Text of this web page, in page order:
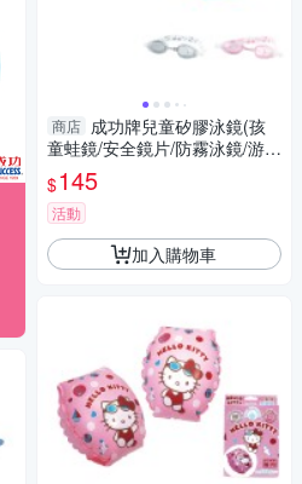
商店 成功牌兒童矽膠泳鏡(孩
童蛙鏡/安全鏡片/防霧泳鏡/游
泳/戲水/GetSport)
$145
活動
加入購物車